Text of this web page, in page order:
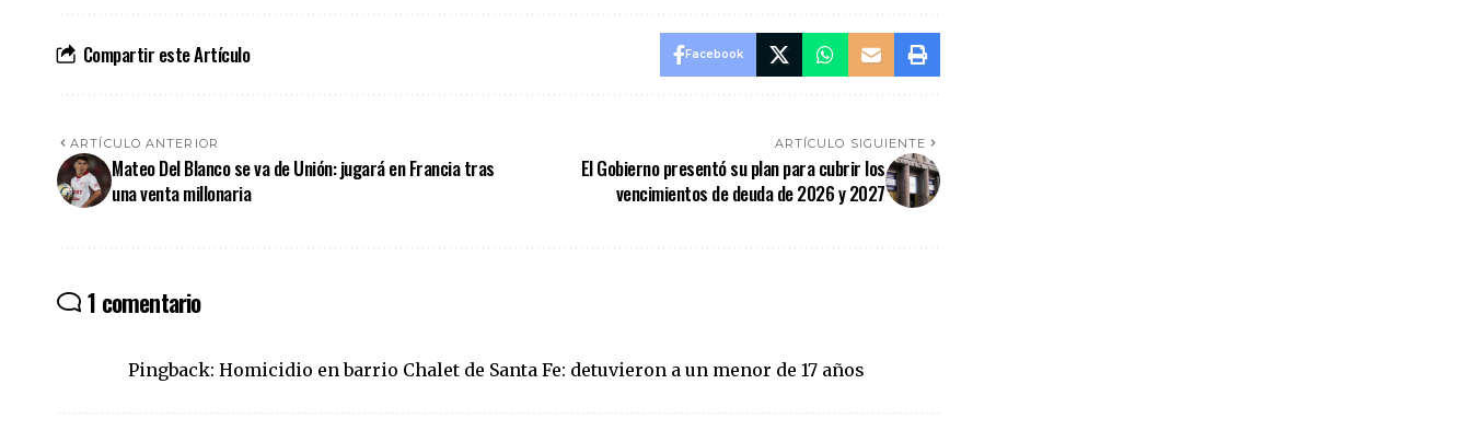
Compartir este Artículo Facebook
ARTÍCULO ANTERIOR
Mateo Del Blanco se va de Unión: jugará en Francia tras
una venta millonaria
ARTÍCULO SIGUIENTE
El Gobierno presentó su plan para cubrir los
vencimientos de deuda de 2026 y 2027
1 comentario
Pingback: Homicidio en barrio Chalet de Santa Fe: detuvieron a un menor de 17 años